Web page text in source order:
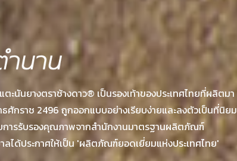
ตะนันยางตราช้างดาว® เป็นรองเท้าของประเทศไทยที่ผลิตมา
กราช 2496 ถูกออกแบบอย่างเรียบง่ายและลงตัวเป็นที่นิยม
ารรับรองคุณภาพจากสำนักงานมาตรฐานผลิตภัณฑ์
ลได้ประกาศให้เป็น 'ผลิตภัณฑ์ยอดเยี่ยมแห่งประเทศไทย'